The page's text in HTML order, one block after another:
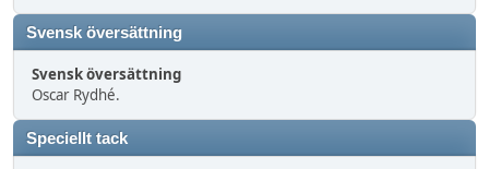
Svensk översättning
Svensk översättning
Oscar Rydhé.
Speciellt tack